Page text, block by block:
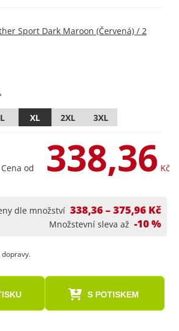
L XL 2XL 3XL
Cena od 338,36 Kč
dle množství 338,36 – 375,96 Kč
Množstevní sleva až -10 %
dopravy.
S POTISKEM